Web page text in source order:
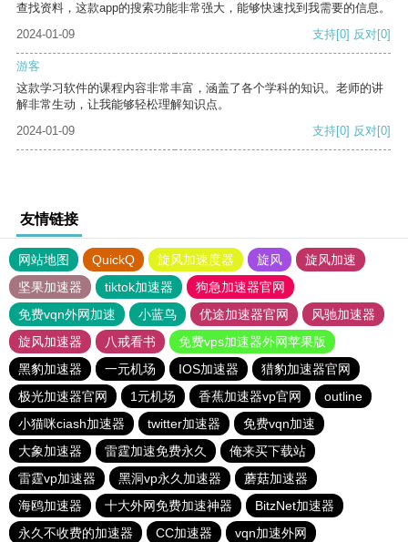
查找资料，这款app的搜索功能非常强大，能够快速找到我需要的信息。
2024-01-09
支持[0] 反对[0]
游客
这款学习软件的课程内容非常丰富，涵盖了各个学科的知识。老师的讲
解非常生动，让我能够轻松理解知识点。
2024-01-09
支持[0] 反对[0]
友情链接
网站地图 QuickQ 旋风加速度器 旋风
旋风加速
坚果加速器
tiktok加速器
狗急加速器官网
免费vqn外网加速
小蓝鸟 优途加速器官网
风驰加速器
旋风加速器
八戒看书
免费vps加速器外网苹果版
黑豹加速器
一元机场 IOS加速器
猎豹加速器官网
极光加速器官网
1元机场 香蕉加速器vp官网
outline
小猫咪ciash加速器
twitter加速器
免费vqn加速
大象加速器
雷霆加速免费永久
俺来买下载站
雷霆vp加速器
黑洞vp永久加速器
蘑菇加速器
海鸥加速器
十大外网免费加速神器
BitzNet加速器
永久不收费的加速器
CC加速器 vqn加速外网